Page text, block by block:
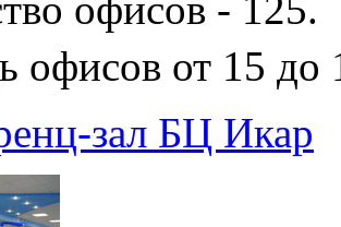
офисов от 15 до
зал БЦ Икар